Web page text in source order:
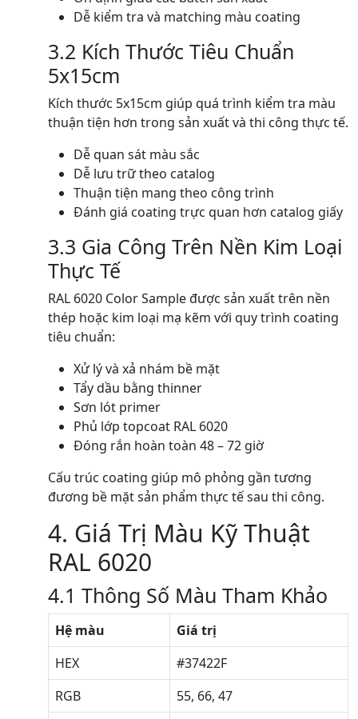
Dễ kiểm tra và matching màu coating
3.2 Kích Thước Tiêu Chuẩn
5x15cm
Kích thước 5x15cm giúp quá trình kiểm tra màu
thuận tiện hơn trong sản xuất và thi công thực tế.
Dễ quan sát màu sắc
Dễ lưu trữ theo catalog
Thuận tiện mang theo công trình
Đánh giá coating trực quan hơn catalog giấy
3.3 Gia Công Trên Nền Kim Loại
Thực Tế
RAL 6020 Color Sample được sản xuất trên nền
thép hoặc kim loại mạ kẽm với quy trình coating
tiêu chuẩn:
Xử lý và xả nhám bề mặt
Tẩy dầu bằng thinner
Sơn lót primer
Phủ lớp topcoat RAL 6020
Đóng rắn hoàn toàn 48 – 72 giờ
Cấu trúc coating giúp mô phỏng gần tương
đương bề mặt sản phẩm thực tế sau thi công.
4. Giá Trị Màu Kỹ Thuật
RAL 6020
4.1 Thông Số Màu Tham Khảo
Hệ màu
Giá trị
HEX
#37422F
RGB
55, 66, 47